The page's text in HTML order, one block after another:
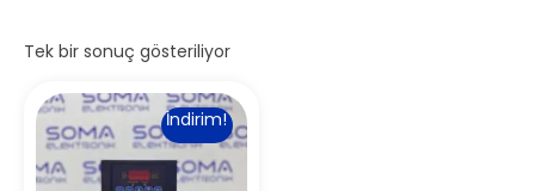
Tek bir sonuç gösteriliyor
İndirim!